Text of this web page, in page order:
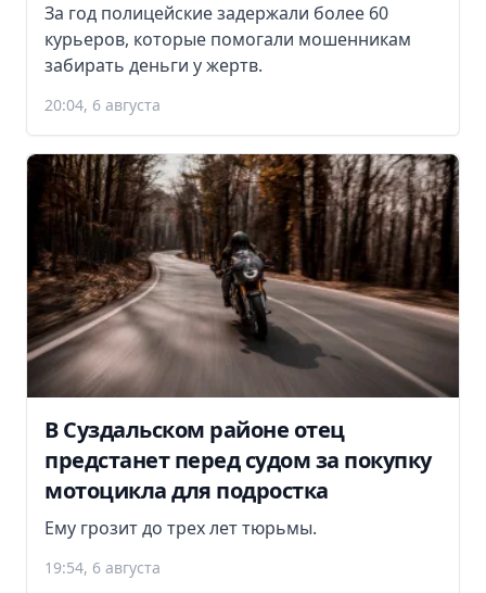
За год полицейские задержали более 60
курьеров, которые помогали мошенникам
забирать деньги у жертв.
20:04, 6 августа
В Суздальском районе отец
предстанет перед судом за покупку
мотоцикла для подростка
Ему грозит до трех лет тюрьмы.
19:54, 6 августа